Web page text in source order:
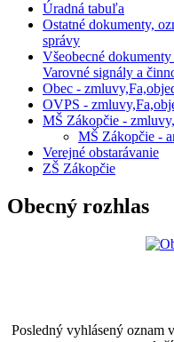
Úradná tabuľa
Ostatné dokumenty,
správy
Všeobecné
Varovné signály a
Obec -
OVPS -
MŠ Zákopčie -
MŠ Zákopčie -
Verejné obstarávanie
ZŠ Zákopčie
Obecný rozhlas
Posledný vyhlásený oznam